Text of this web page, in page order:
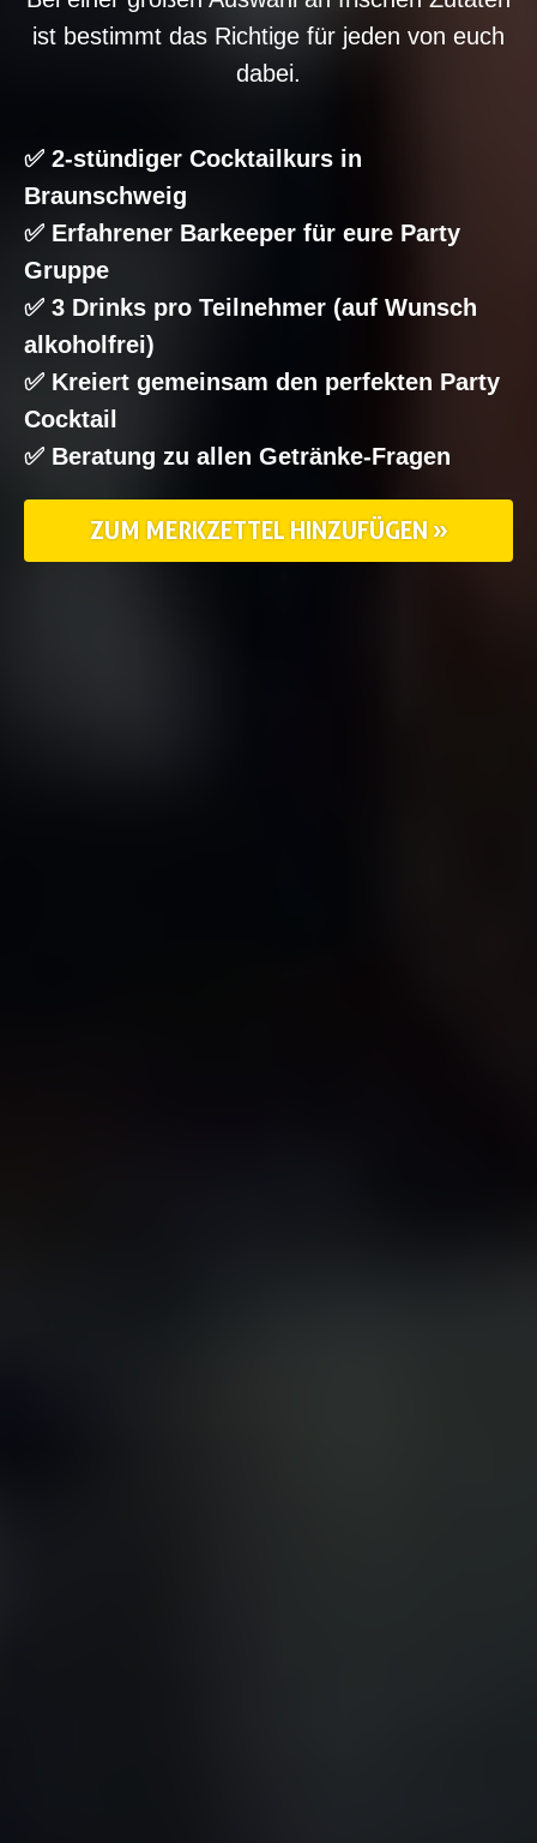
ist bestimmt das Richtige für jeden von euch
dabei.
✅ 2-stündiger Cocktailkurs in
Braunschweig
✅ Erfahrener Barkeeper für eure Party
Gruppe
✅ 3 Drinks pro Teilnehmer (auf Wunsch
alkoholfrei)
✅ Kreiert gemeinsam den perfekten Party
Cocktail
✅ Beratung zu allen Getränke-Fragen
ZUM MERKZETTEL HINZUFÜGEN »